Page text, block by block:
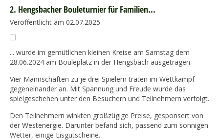
2. Hengsbacher Bouleturnier für Familien...
Veröffentlicht am 02.07.2025
... wurde im gemütlichen kleinen Kreise am Samstag dem
28.06.2024 am Bouleplatz in der Hengsbach ausgetragen.
Vier Mannschaften zu je drei Spielern traten im Wettkampf
gegeneinander an. Mit Spannung und Freude wurde das
spielgeschehen unter den Besuchern und Teilnehmern verfolgt.
Den Teilnehmern winkten großzügige Preise, gesponsert von
der Westenergie. Darunter befand sich, passend zum sonnigen
Wetter, einige Eisgutscheine.